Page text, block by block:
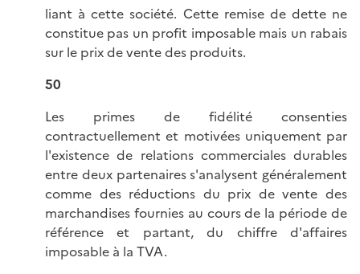
liant à cette société. Cette remise de dette ne
constitue pas un profit imposable mais un rabais
sur le prix de vente des produits.
50
Les primes de fidélité consenties
contractuellement et motivées uniquement par
l'existence de relations commerciales durables
entre deux partenaires s'analysent généralement
comme des réductions du prix de vente des
marchandises fournies au cours de la période de
référence et partant, du chiffre d'affaires
imposable à la TVA.